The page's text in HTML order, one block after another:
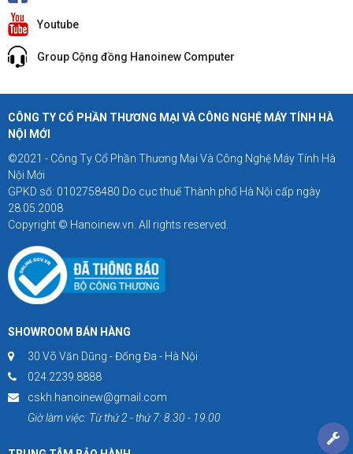
Youtube
Group Cộng đồng Hanoinew Computer
CÔNG TY CỔ PHẦN THƯƠNG MẠI VÀ CÔNG NGHỆ MÁY TÍNH HÀ
NỘI MỚI
©2021 - Công Ty Cổ Phần Thương Mại Và Công Nghệ Máy Tính Hà
Nội Mới
GPKD số: 0102758480 Do cục thuế Thành phố Hà Nội cấp ngày
28.05.2008
Copyright © Hanoinew.vn. All rights reserved.
SHOWROOM BÁN HÀNG
30 Võ Văn Dũng - Đống Đa - Hà Nội
024.2239.8888
cskh.hanoinew@gmail.com
Giờ làm việc: Từ thứ 2 - thứ 7: 8.30 - 19.00